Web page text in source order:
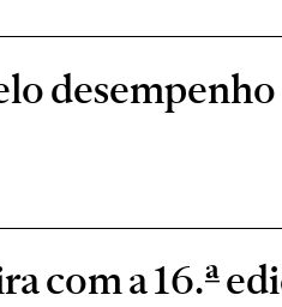
desempenho
com a 16.ª